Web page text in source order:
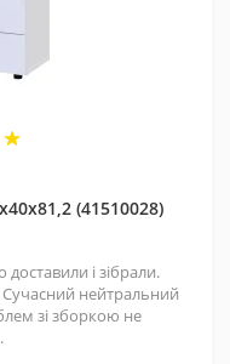
(41510028)
і зібрали.
нейтральний
зі зборкою не